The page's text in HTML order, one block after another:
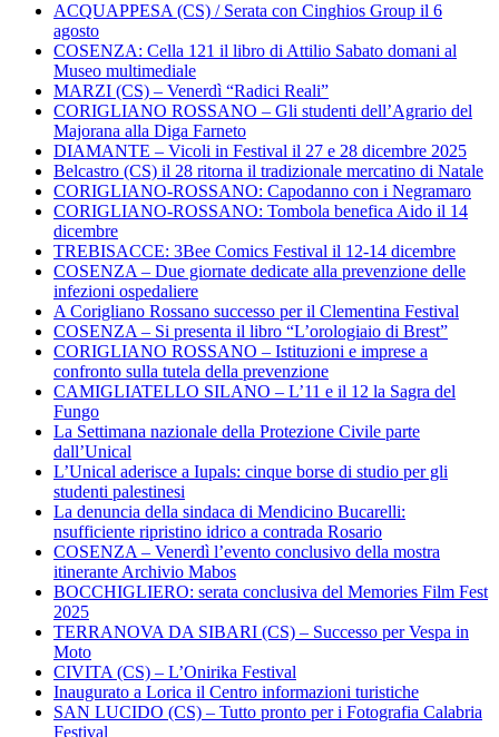
ACQUAPPESA (CS) / Serata con Cinghios Group il 6
agosto
COSENZA: Cella 121 il libro di Attilio Sabato domani al
Museo multimediale
MARZI (CS) – Venerdì “Radici Reali”
CORIGLIANO ROSSANO – Gli studenti dell’Agrario del
Majorana alla Diga Farneto
DIAMANTE – Vicoli in Festival il 27 e 28 dicembre 2025
Belcastro (CS) il 28 ritorna il tradizionale mercatino di Natale
CORIGLIANO-ROSSANO: Capodanno con i Negramaro
CORIGLIANO-ROSSANO: Tombola benefica Aido il 14
dicembre
TREBISACCE: 3Bee Comics Festival il 12-14 dicembre
COSENZA – Due giornate dedicate alla prevenzione delle
infezioni ospedaliere
A Corigliano Rossano successo per il Clementina Festival
COSENZA – Si presenta il libro “L’orologiaio di Brest”
CORIGLIANO ROSSANO – Istituzioni e imprese a
confronto sulla tutela della prevenzione
CAMIGLIATELLO SILANO – L’11 e il 12 la Sagra del
Fungo
La Settimana nazionale della Protezione Civile parte
dall’Unical
L’Unical aderisce a Iupals: cinque borse di studio per gli
studenti palestinesi
La denuncia della sindaca di Mendicino Bucarelli:
nsufficiente ripristino idrico a contrada Rosario
COSENZA – Venerdì l’evento conclusivo della mostra
itinerante Archivio Mabos
BOCCHIGLIERO: serata conclusiva del Memories Film Fest
2025
TERRANOVA DA SIBARI (CS) – Successo per Vespa in
Moto
CIVITA (CS) – L’Onirika Festival
Inaugurato a Lorica il Centro informazioni turistiche
SAN LUCIDO (CS) – Tutto pronto per i Fotografia Calabria
Festival